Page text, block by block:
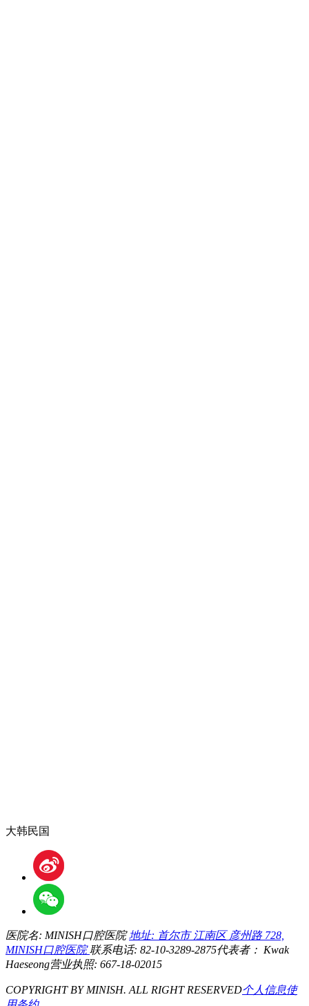
大韩民国
医院名: MINISH口腔医院 地址: 首尔市 江南区 彦州路 728,
MINISH口腔医院联系电话: 82-10-3289-2875代表者： Kwak
Haeseong营业执照: 667-18-02015
COPYRIGHT BY MINISH. ALL RIGHT RESERVED个人信息使